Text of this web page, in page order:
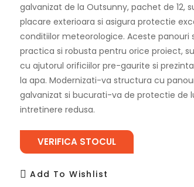
galvanizat de la Outsunny, pachet de 12,
placare exterioara si asigura protectie
conditiilor meteorologice. Aceste panouri
practica si robusta pentru orice proiect,
cu ajutorul orificiilor pre-gaurite si
la apa. Modernizati-va structura cu
galvanizat si bucurati-va de protectie de
intretinere redusa.
VERIFICA STOCUL
Add To Wishlist